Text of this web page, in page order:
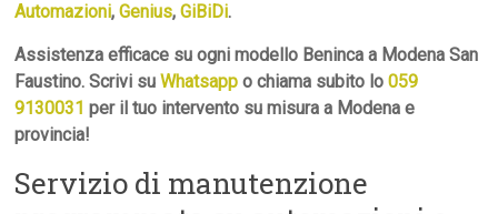
Automazioni,Genius,GiBiDi.
Assistenza efficace su ogni modello Beninca a Modena San
Faustino. Scrivi suWhatsapp o chiama subito lo059
9130031 per il tuo intervento su misura a Modena e
provincia!
Servizio di manutenzione